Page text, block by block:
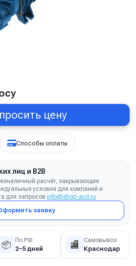
цену
Способы оплаты
лиц и B2B
расчёт, закрывающие
условия для компаний и
для запросов info@shop-avd.ru
заявку
📦 По РФ
2–5 дней 🏬 Самовывоз
Краснодар